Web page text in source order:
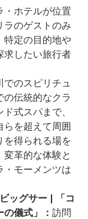
・ホテルが位置
ラのゲストのみ
特定の目的地や
求したい旅行者
でのスピリチュ
の伝統的なクラ
式スパまで、
らを超えて周囲
を得られる場を
革的な体験と
・モーメンツは
ッグサー | 「コ
儀式」： 訪問